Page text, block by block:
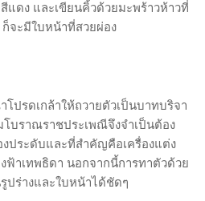
ดง และเขียนคิ้วด้วยมะพร้าวห้าวที่
จะมีใบหน้าที่สวยผ่อง
ปรดเกล้าให้ถวายตัวเป็นบาทบริจา
บราณราชประเพณีจึงจำเป็นต้อง
งประดับและที่สำคัญคือเครื่องแต่ง
ฟ้าเทพธิดา นอกจากนี้การทาตัวด้วย
ปร่างและใบหน้าได้ชัดๆ